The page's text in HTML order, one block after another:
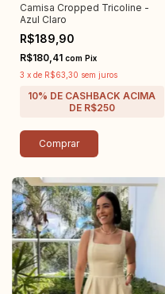
Camisa Cropped Tricoline -
Azul Claro
R$189,90
R$180,41 com Pix
3 x de R$63,30 sem juros
Comprar